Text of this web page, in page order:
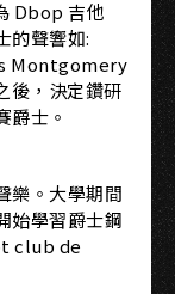
Dbop 吉他
的聲響如:
Montgomery
後，決定鑽研
爵士。
樂。大學期間
始學習爵士鋼
club de